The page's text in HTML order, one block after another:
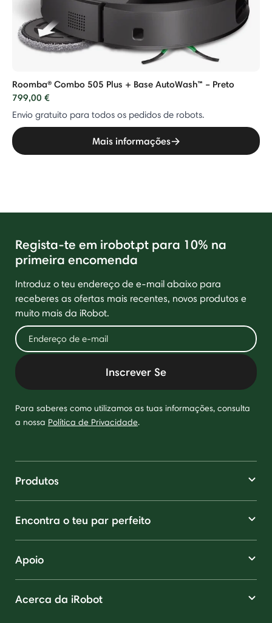
Roomba® Combo 505 Plus + Base AutoWash™ – Preto
799,00 €
Envio gratuito para todos os pedidos de robots.
Mais informações
Regista-te em irobot.pt para 10% na
primeira encomenda
Introduz o teu endereço de e-mail abaixo para
receberes as ofertas mais recentes, novos produtos e
muito mais da iRobot.
Inscrever Se
Para saberes como utilizamos as tuas informações, consulta
a nossa Política de Privacidade.
Produtos
Encontra o teu par perfeito
Apoio
Acerca da iRobot